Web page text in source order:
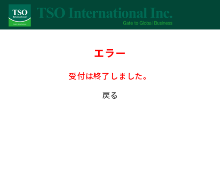
エラー
受付は終了しました。